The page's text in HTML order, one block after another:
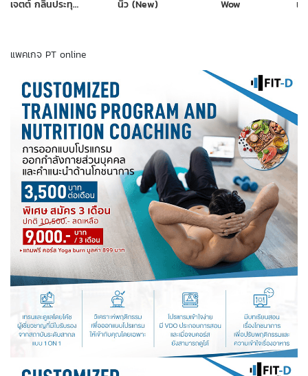
เจตต์ กลิ่นประทุม (เจเจ) นิว (New) Wow แ
แพคเกจ PT online